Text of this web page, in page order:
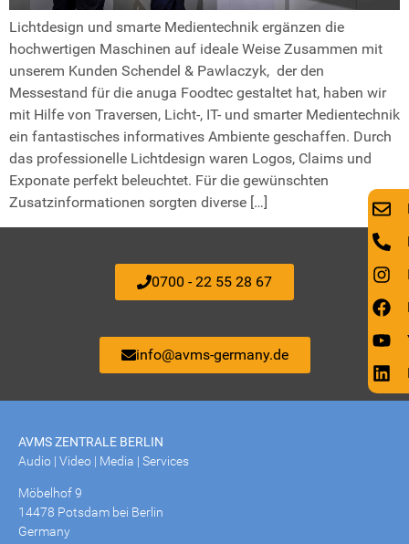
Lichtdesign und smarte Medientechnik ergänzen die
hochwertigen Maschinen auf ideale Weise Zusammen mit
unserem Kunden Schendel & Pawlaczyk, der den
Messestand für die anuga Foodtec gestaltet hat, haben wir
mit Hilfe von Traversen, Licht-, IT- und smarter Medientechnik
ein fantastisches informatives Ambiente geschaffen. Durch
das professionelle Lichtdesign waren Logos, Claims und
Exponate perfekt beleuchtet. Für die gewünschten
Zusatzinformationen sorgten diverse […]
0700 - 22 55 28 67
info@avms-germany.de
AVMS ZENTRALE BERLIN
Audio | Video | Media | Services
Möbelhof 9
14478 Potsdam bei Berlin
Germany